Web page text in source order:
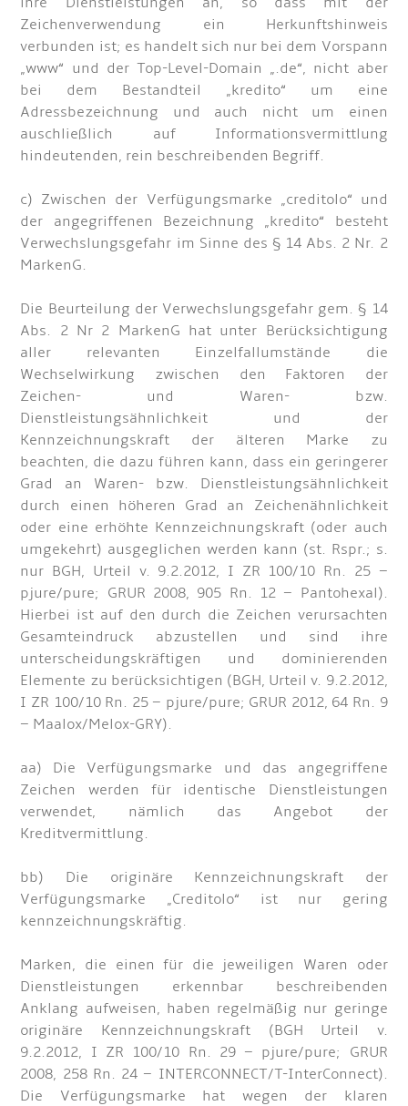
Zeichenverwendung ein Herkunftshinweis
verbunden ist; es handelt sich nur bei dem Vorspann
„www“ und der Top-Level-Domain „.de“, nicht aber
bei dem Bestandteil „kredito“ um eine
Adressbezeichnung und auch nicht um einen
auschließlich auf Informationsvermittlung
hindeutenden, rein beschreibenden Begriff.
c) Zwischen der Verfügungsmarke „creditolo“ und
der angegriffenen Bezeichnung „kredito“ besteht
Verwechslungsgefahr im Sinne des § 14 Abs. 2 Nr. 2
MarkenG.
Die Beurteilung der Verwechslungsgefahr gem. § 14
Abs. 2 Nr 2 MarkenG hat unter Berücksichtigung
aller relevanten Einzelfallumstände die
Wechselwirkung zwischen den Faktoren der
Zeichen- und Waren- bzw.
Dienstleistungsähnlichkeit und der
Kennzeichnungskraft der älteren Marke zu
beachten, die dazu führen kann, dass ein geringerer
Grad an Waren- bzw. Dienstleistungsähnlichkeit
durch einen höheren Grad an Zeichenähnlichkeit
oder eine erhöhte Kennzeichnungskraft (oder auch
umgekehrt) ausgeglichen werden kann (st. Rspr.; s.
nur BGH, Urteil v. 9.2.2012, I ZR 100/10 Rn. 25 –
pjure/pure; GRUR 2008, 905 Rn. 12 – Pantohexal).
Hierbei ist auf den durch die Zeichen verursachten
Gesamteindruck abzustellen und sind ihre
unterscheidungskräftigen und dominierenden
Elemente zu berücksichtigen (BGH, Urteil v. 9.2.2012,
I ZR 100/10 Rn. 25 – pjure/pure; GRUR 2012, 64 Rn. 9
– Maalox/Melox-GRY).
aa) Die Verfügungsmarke und das angegriffene
Zeichen werden für identische Dienstleistungen
verwendet, nämlich das Angebot der
Kreditvermittlung.
bb) Die originäre Kennzeichnungskraft der
Verfügungsmarke „Creditolo“ ist nur gering
kennzeichnungskräftig.
Marken, die einen für die jeweiligen Waren oder
Dienstleistungen erkennbar beschreibenden
Anklang aufweisen, haben regelmäßig nur geringe
originäre Kennzeichnungskraft (BGH Urteil v.
9.2.2012, I ZR 100/10 Rn. 29 – pjure/pure; GRUR
2008, 258 Rn. 24 – INTERCONNECT/T-InterConnect).
Die Verfügungsmarke hat wegen der klaren